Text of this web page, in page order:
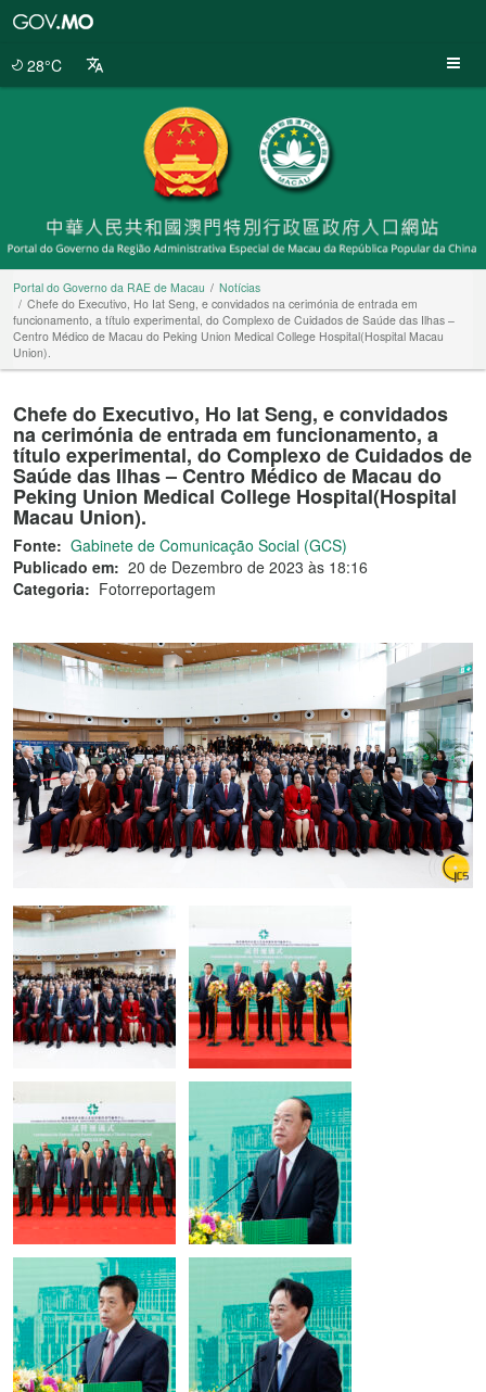
28°C
Portal do Governo da RAE de Macau
Notícias
Chefe do Executivo, Ho Iat Seng, e convidados na cerimónia de entrada em
funcionamento, a título experimental, do Complexo de Cuidados de Saúde das Ilhas –
Centro Médico de Macau do Peking Union Medical College Hospital(Hospital Macau
Union).
Chefe do Executivo, Ho Iat Seng, e convidados
na cerimónia de entrada em funcionamento, a
título experimental, do Complexo de Cuidados de
Saúde das Ilhas – Centro Médico de Macau do
Peking Union Medical College Hospital(Hospital
Macau Union).
Fonte: Gabinete de Comunicação Social (GCS)
Publicado em: 20 de Dezembro de 2023 às 18:16
Categoria: Fotorreportagem